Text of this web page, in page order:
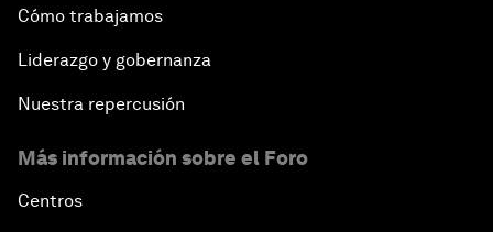
Cómo trabajamos
Liderazgo y gobernanza
Nuestra repercusión
Más información sobre el Foro
Centros